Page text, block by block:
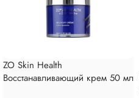
ZO Skin Health
Восстанавливающий крем 50 мл